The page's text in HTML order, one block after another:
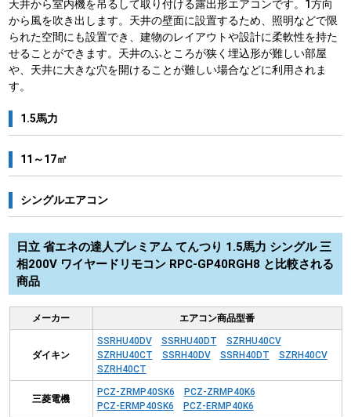
天井から室内機を吊るして取り付ける露出形エアコンです。1方向
から風を吹き出します。天井の壁面に設置するため、照明などで限
られた空間にも設置でき、建物のレイアウトや設計に柔軟性を持た
せることができます。天井のふところが狭く埋込形が難しい部屋
や、天井に大きな穴を開けることが難しい場合などに利用されま
す。
1.5馬力
11～17㎡
シングルエアコン
日立 省エネの達人プレミアム てんつり 1.5馬力 シングル 三
相200V ワイヤードリモコン RPC-GP40RGH8 と比較される
商品
メーカー エアコン商品型番
ダイキン
SSRHU40DV SSRHU40DT
SZRHU40CV
SZRHU40CT
SSRH40DV SSRH40DT
SZRH40CV
SZRH40CT
三菱電機
PCZ-ZRMP40SK6
PCZ-ZRMP40K6
PCZ-ERMP40SK6
PCZ-ERMP40K6